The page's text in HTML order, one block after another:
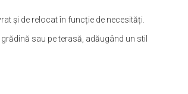
și de relocat în funcție de necesități.
sau pe terasă, adăugând un stil